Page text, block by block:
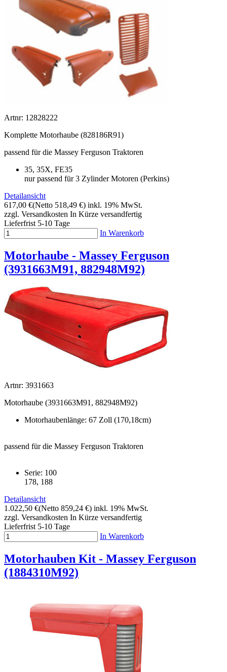
Artnr: 12828222
Komplette Motorhaube (828186R91)
passend für die Massey Ferguson Traktoren
35, 35X, FE35
nur passend für 3 Zylinder Motoren (Perkins)
Detailansicht
617,00 €(Netto 518,49 €) inkl. 19% MwSt.
zzgl. Versandkosten In Kürze versandfertig
Lieferfrist 5-10 Tage
In Warenkorb
Motorhaube - Massey Ferguson
(3931663M91, 882948M92)
Artnr: 3931663
Motorhaube (3931663M91, 882948M92)
Motorhaubenlänge: 67 Zoll (170,18cm)
passend für die Massey Ferguson Traktoren
Serie: 100
178, 188
Detailansicht
1.022,50 €(Netto 859,24 €) inkl. 19% MwSt.
zzgl. Versandkosten In Kürze versandfertig
Lieferfrist 5-10 Tage
In Warenkorb
Motorhauben Kit - Massey Ferguson
(1884310M92)